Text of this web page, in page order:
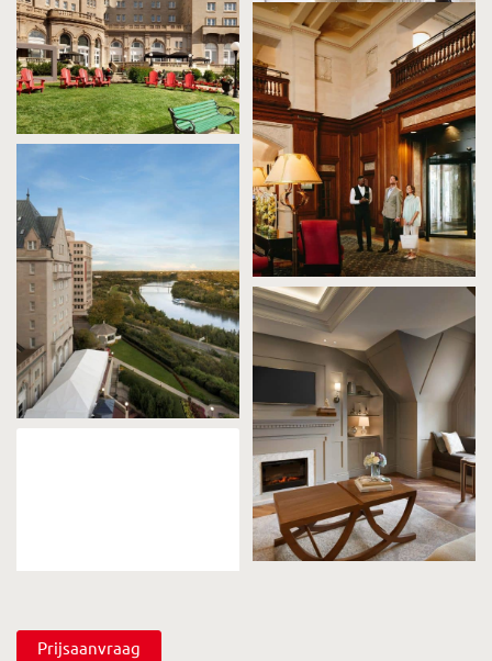
Prijsaanvraag